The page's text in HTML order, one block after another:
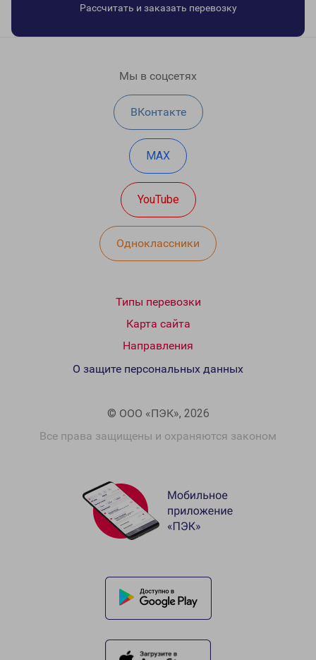
Рассчитать и заказать перевозку
Мы в соцсетях
ВКонтакте
MAX
YouTube
Одноклассники
Типы перевозки
Карта сайта
Направления
© ООО «ПЭК», 2026
Все права защищены и охраняются законом
О защите персональных данных